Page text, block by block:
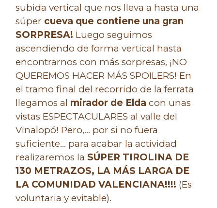
subida vertical que nos lleva a hasta una
súper cueva que contiene una gran
SORPRESA! Luego seguimos
ascendiendo de forma vertical hasta
encontrarnos con más sorpresas, ¡NO
QUEREMOS HACER MÁS SPOILERS! En
el tramo final del recorrido de la ferrata
llegamos al mirador de Elda con unas
vistas ESPECTACULARES al valle del
Vinalopó! Pero,… por si no fuera
suficiente… para acabar la actividad
realizaremos la SÚPER TIROLINA DE
130 METRAZOS, LA MÁS LARGA DE
LA COMUNIDAD VALENCIANA!!!! (Es
voluntaria y evitable).